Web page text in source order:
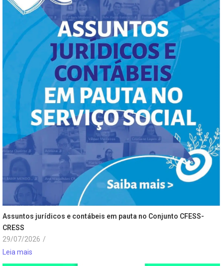
Assuntos jurídicos e contábeis em pauta no Conjunto CFESS-
CRESS
29/07/2026 /
Leia mais